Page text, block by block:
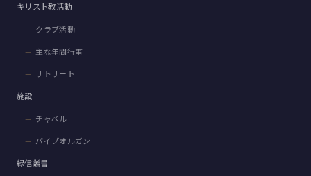
キリスト教活動
クラブ活動
主な年間行事
リトリート
施設
チャペル
パイプオルガン
緑信叢書